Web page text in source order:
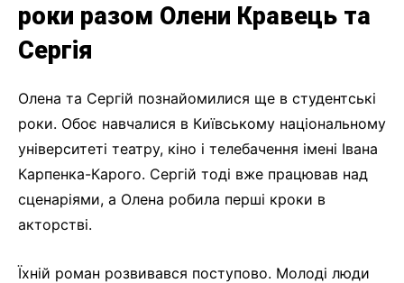
роки разом Олени Кравець та
Сергія
Олена та Сергій познайомилися ще в студентські
роки. Обоє навчалися в Київському національному
університеті театру, кіно і телебачення імені Івана
Карпенка-Карого. Сергій тоді вже працював над
сценаріями, а Олена робила перші кроки в
акторстві.
Їхній роман розвивався поступово. Молоді люди